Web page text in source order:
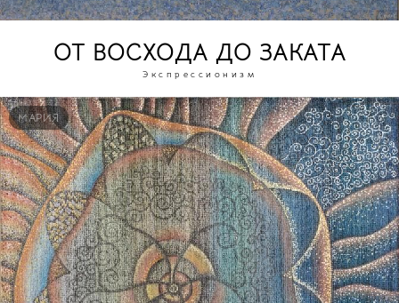
ОТ ВОСХОДА ДО ЗАКАТА
Экспрессионизм
МАРИЯ